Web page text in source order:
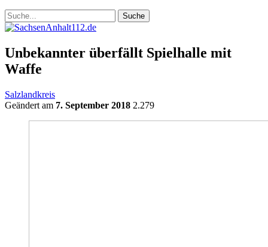
Unbekannter überfällt Spielhalle mit
Waffe
Salzlandkreis
Geändert am 7. September 2018 2.279